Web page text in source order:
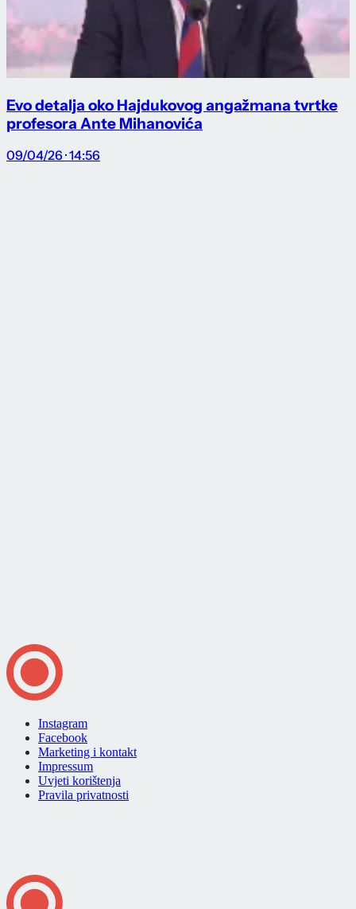
Evo detalja oko Hajdukovog angažmana tvrtke
profesora Ante Mihanovića
09/04/26 · 14:56
Instagram
Facebook
Marketing i kontakt
Impressum
Uvjeti korištenja
Pravila privatnosti